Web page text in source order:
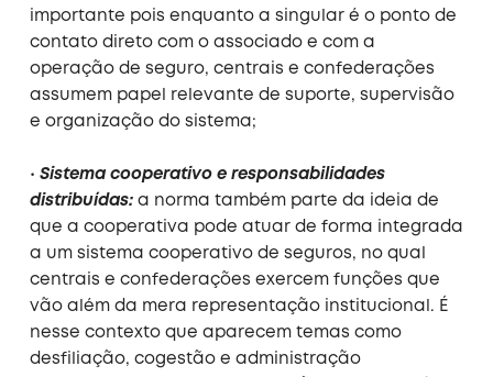
importante pois enquanto a singular é o ponto de
contato direto com o associado e com a
operação de seguro, centrais e confederações
assumem papel relevante de suporte, supervisão
e organização do sistema;
• Sistema cooperativo e responsabilidades
distribuídas: a norma também parte da ideia de
que a cooperativa pode atuar de forma integrada
a um sistema cooperativo de seguros, no qual
centrais e confederações exercem funções que
vão além da mera representação institucional. É
nesse contexto que aparecem temas como
desfiliação, cogestão e administração